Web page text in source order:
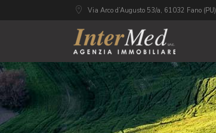
Via Arco d’Augusto 53/a, 61032 Fano (PU)